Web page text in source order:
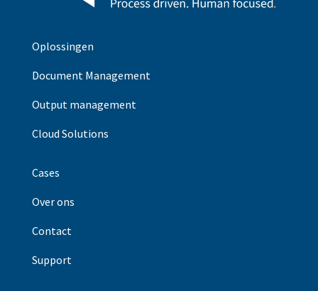
Oplossingen
Document Management
Output management
Cloud Solutions
Cases
Over ons
Contact
Support